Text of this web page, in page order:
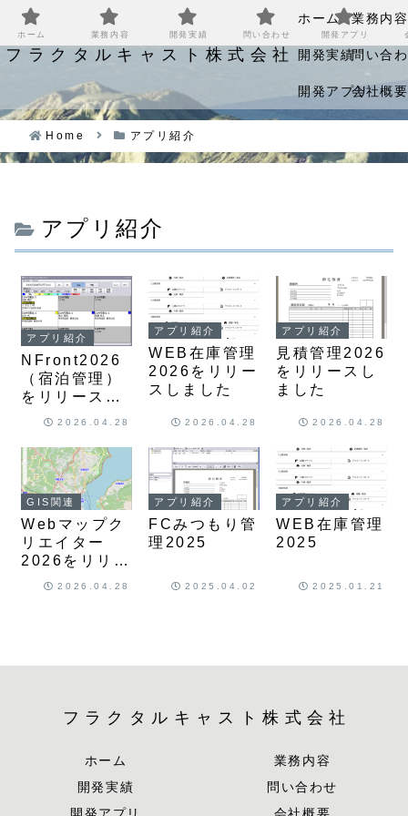
フラクタルキャスト株式会社
ホーム 業務内容
開発実績問い合
開発アプリ会社概要
Home アプリ紹介
アプリ紹介
アプリ紹介
NFront2026
（宿泊管理）
をリリースし
ました。2026.04.28
アプリ紹介
WEB在庫管理
2026をリリー
スしました
2026.04.28
アプリ紹介
見積管理2026
をリリースし
ました
2026.04.28
GIS関連
Webマップク
リエイター
2026をリリー
スしました
2026.04.28
アプリ紹介
FCみつもり管
理2025
2025.04.02
アプリ紹介
WEB在庫管理
2025
2025.01.21
フラクタルキャスト株式会社
ホーム
業務内容
開発実績
問い合わせ
ホーム 業務内容 開発実績 問い合わせ 開発アプリ